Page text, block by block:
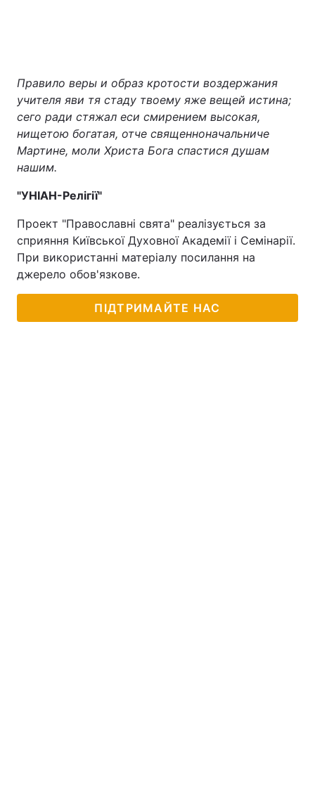
Правило веры и образ кротости воздержания
учителя яви тя стаду твоему яже вещей истина;
сего ради стяжал еси смирением высокая,
нищетою богатая, отче священноначальниче
Мартине, моли Христа Бога спастися душам
нашим.
"УНІАН-Релігії"
Проект "Православні свята" реалізується за
сприяння Київської Духовної Академії і Семінарії.
При використанні матеріалу посилання на
джерело обов'язкове.
ПІДТРИМАЙТЕ НАС